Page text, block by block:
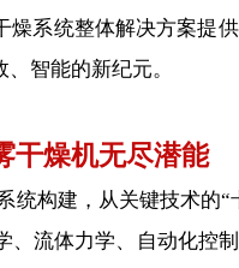
系统整体解决方案提
智能的新纪元。
干燥机无尽潜能
建，从关键技术的“
流体力学、自动化控